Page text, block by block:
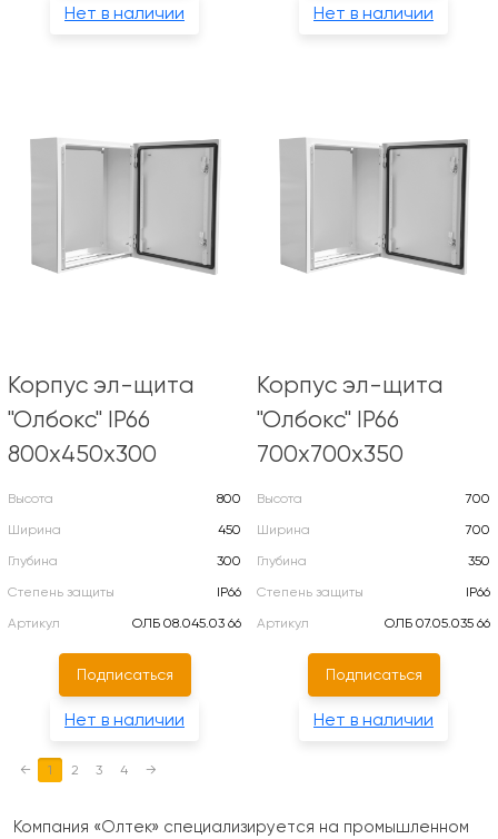
Нет в наличии Нет в наличии
Корпус эл-щита
"Олбокс" IP66
800х450х300
Высота
800
Ширина
450
Глубина
300
Степень защиты
IP66
Артикул
ОЛБ 08.045.03 66
Подписаться
Нет в наличии
Корпус эл-щита
"Олбокс" IP66
700х700х350
Высота
700
Ширина
700
Глубина
350
Степень защиты
IP66
Артикул
ОЛБ 07.05.035 66
Подписаться
Нет в наличии
← 1 2 3 4 →
Компания «Олтек» специализируется на промышленном